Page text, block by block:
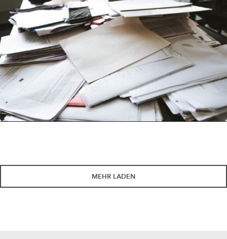
MEHR LADEN